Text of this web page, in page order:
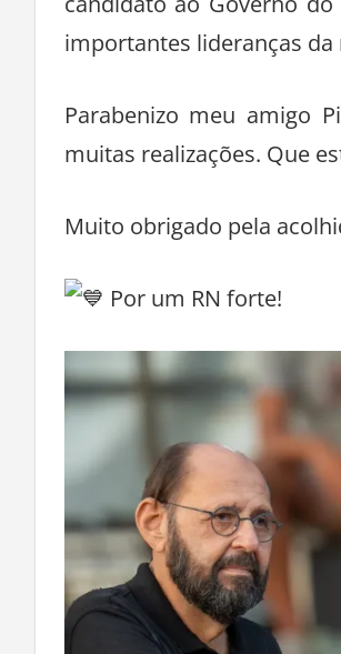
candidato ao Governo
importantes lideranças
Parabenizo meu amigo
muitas realizações. Que
Muito obrigado pela
Por um RN forte!